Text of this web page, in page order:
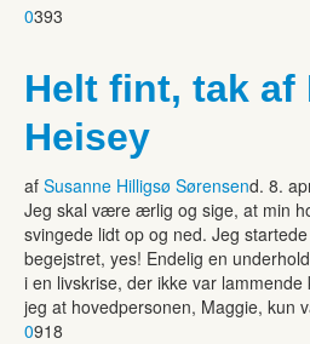
0393
Helt fint, tak af
Heisey
af Susanne Hilligsø Sørensend. 8.
Jeg skal være ærlig og sige, at min
svingede lidt op og ned. Jeg
begejstret, yes! Endelig en
i en livskrise, der ikke var
jeg at hovedpersonen, Maggie, kun
0918